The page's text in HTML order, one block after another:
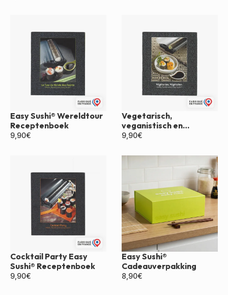
Easy Sushi® Wereldtour
Receptenboek
9,90€
Vegetarisch,
veganistisch en
makkelijk sushi-
9,90€
Cocktail Party Easy
Sushi® Receptenboek
9,90€
Easy Sushi®
Cadeauverpakking
8,90€